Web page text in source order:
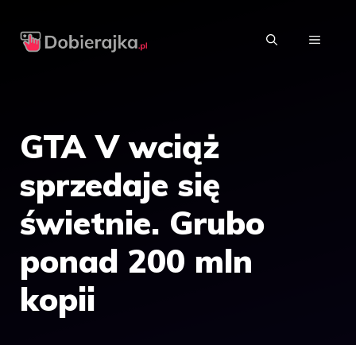
MENU
GTA V wciąż
sprzedaje się
świetnie. Grubo
ponad 200 mln
kopii